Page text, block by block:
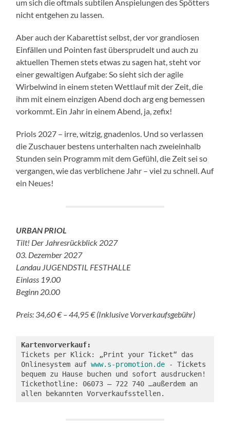
um sich die oftmals subtilen Anspielungen des Spötters
nicht entgehen zu lassen.
Aber auch der Kabarettist selbst, der vor grandiosen
Einfällen und Pointen fast übersprudelt und auch zu
aktuellen Themen stets etwas zu sagen hat, steht vor
einer gewaltigen Aufgabe: So sieht sich der agile
Wirbelwind in einem steten Wettlauf mit der Zeit, die
ihm mit einem einzigen Abend doch arg eng bemessen
vorkommt. Ein Jahr in einem Abend, ja, zefix!
Priols 2027 – irre, witzig, gnadenlos. Und so verlassen
die Zuschauer bestens unterhalten nach zweieinhalb
Stunden sein Programm mit dem Gefühl, die Zeit sei so
vergangen, wie das verblichene Jahr – viel zu schnell. Auf
ein Neues!
URBAN PRIOL
Tilt! Der Jahresrückblick 2027
03. Dezember 2027
Landau JUGENDSTIL FESTHALLE
Einlass 19.00
Beginn 20.00
Preis: 34,60 € – 44,95 € (Inklusive Vorverkaufsgebühr)
Tickets per Klick: „Print your Ticket“ das
Onlinesystem auf www.s-promotion.de - Tickets
bequem zu Hause buchen und sofort ausdrucken!
Tickethotline: 06073 – 722 740 …außerdem an
allen bekannten Vorverkaufsstellen.